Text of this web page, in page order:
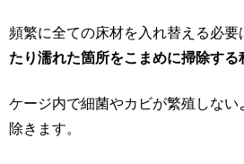
頻繁に全ての床材を入れ替える必要
たり濡れた箇所をこまめに掃除する
ケージ内で細菌やカビが繁殖しない
除きます。